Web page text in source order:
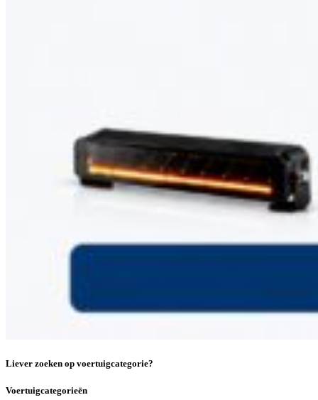
Liever zoeken op voertuigcategorie?
Voertuigcategorieën